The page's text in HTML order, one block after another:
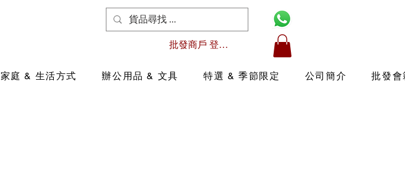
批發商戶 登入/註冊
家庭 & 生活方式 辦公用品 & 文具 特選 & 季節限定 公司簡介 批發會